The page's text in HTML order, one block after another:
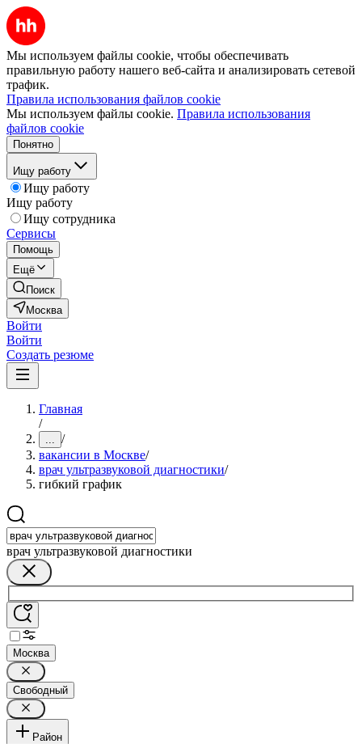
Мы используем файлы cookie, чтобы обеспечивать
правильную работу нашего веб-сайта и анализировать сетевой
трафик.
Правила использования файлов cookie
Мы используем файлы cookie. Правила использования
файлов cookie
Понятно
Ищу работу
Ищу работу
Ищу работу
Ищу сотрудника
Сервисы
Помощь
Ещё
Поиск
Москва
Войти
Войти
Создать резюме
Главная
/
... /
вакансии в Москве/
врач ультразвуковой диагностики/
гибкий график
врач ультразвуковой диагностики
Москва
Свободный
Район